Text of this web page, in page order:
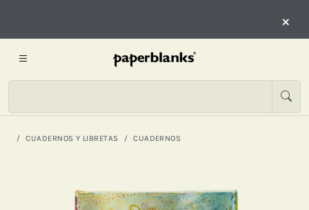
×
CUADERNOS Y LIBRETAS CUADERNOS